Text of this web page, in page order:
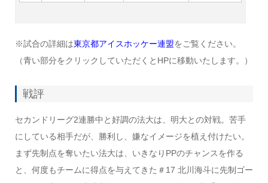
※試合の詳細は東京都アイスホッケー連盟をご覧ください。
（青い部分をクリックしていただくとHPに移動いたします。）
戦評
セカンドリーグ2連勝中と好調の法大は、明大との対戦。苦手
にしている相手だが、勝利し、嫌なイメージを植え付けたい。
まず先制点を奪いたい法大は、いきなりPPのチャンスを作る
と、何度もチームに得点を与えてきた＃17 北川海斗に先制ゴー